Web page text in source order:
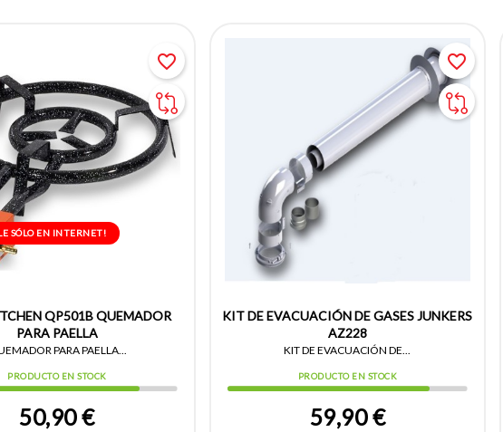
QP501B QUEMADOR
PARA PAELLA
PARA PAELLA...
PRODUCTO EN STOCK
50,90 €
SÓLO EN INTERNET!
favorite_border
KIT DE EVACUACIÓN DE GASES JUNKERS
AZ228
KIT DE EVACUACIÓN DE...
PRODUCTO EN STOCK
59,90 €
favorite_border